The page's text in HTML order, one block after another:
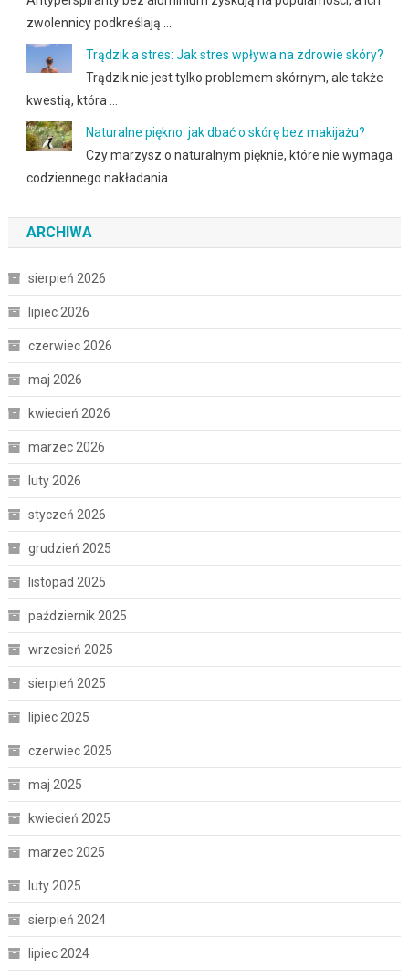
zwolennicy podkreślają …
Trądzik a stres: Jak stres wpływa na zdrowie skóry?
Trądzik nie jest tylko problemem skórnym, ale także
kwestią, która …
Naturalne piękno: jak dbać o skórę bez makijażu?
Czy marzysz o naturalnym pięknie, które nie wymaga
codziennego nakładania …
ARCHIWA
sierpień 2026
lipiec 2026
czerwiec 2026
maj 2026
kwiecień 2026
marzec 2026
luty 2026
styczeń 2026
grudzień 2025
listopad 2025
październik 2025
wrzesień 2025
sierpień 2025
lipiec 2025
czerwiec 2025
maj 2025
kwiecień 2025
marzec 2025
luty 2025
sierpień 2024
lipiec 2024